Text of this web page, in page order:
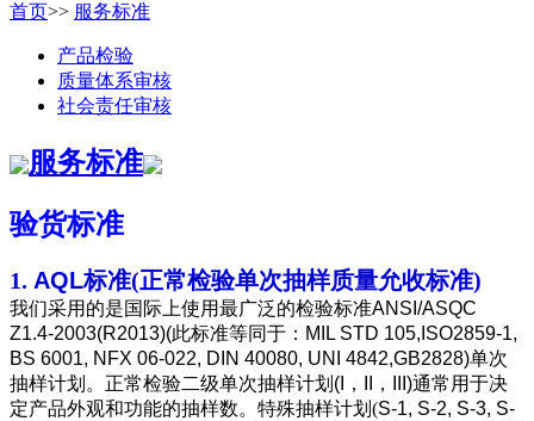
首页>> 服务标准
产品检验
质量体系审核
社会责任审核
服务标准
验货标准
1. AQL标准(正常检验单次抽样质量允收标准)
我们采用的是国际上使用最广泛的检验标准ANSI/ASQC
Z1.4-2003(R2013)(此标准等同于： MIL STD 105,ISO2859-1,
BS 6001, NFX 06-022, DIN 40080, UNI 4842,GB2828)单次
抽样计划。正常检验二级单次抽样计划 ( I，II，III)通常用于决
定产品外观和功能的抽样数。特殊抽样计划(S-1, S-2, S-3, S-